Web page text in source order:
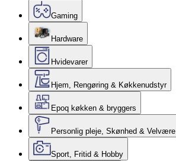
Gaming
Hardware
Hvidevarer
Hjem, Rengøring & Køkkenudstyr
Epoq køkken & bryggers
Personlig pleje, Skønhed & Velvære
Sport, Fritid & Hobby